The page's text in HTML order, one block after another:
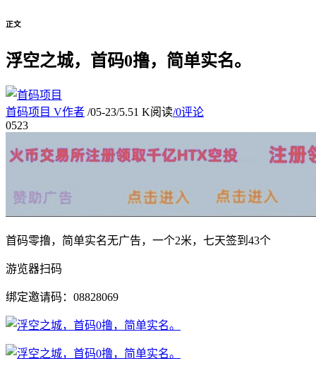
正文
浮空之城，首码0撸，简单实名。
首码项目 V作者 /05-23/5.51 K阅读/0评论
0523
首码零撸，简单实名无广告，一个2米，七天签到43个
游览器扫码
绑定邀请码：08828069